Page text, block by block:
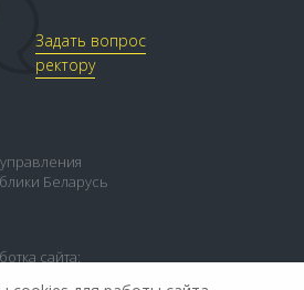
Задать вопрос
ректору
Беларусь
сайта: